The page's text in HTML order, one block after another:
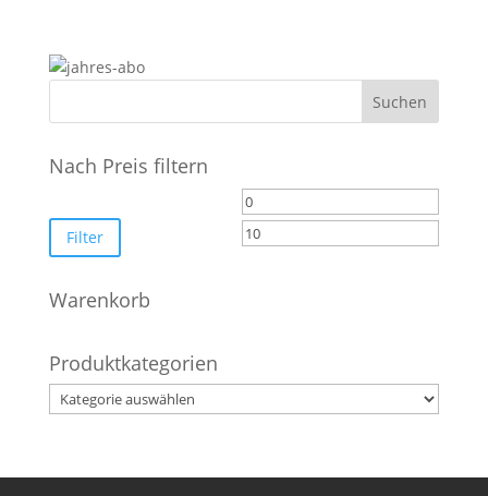
Nach Preis filtern
Min.
Preis
Filter
Warenkorb
Produktkategorien